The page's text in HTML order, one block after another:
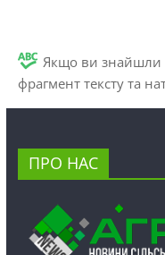
Якщо ви знайшли
фрагмент тексту та
ПРО НАС